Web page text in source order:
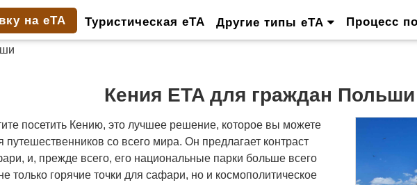
на eTA Туристическая eTA Другие типы eTA Процесс
Кения ETA для граждан Польши
посетить Кению, это лучшее решение, которое вы можете
со всего мира. Он предлагает контраст
и, прежде всего, его национальные парки больше всего
только горячие точки для сафари, но и космополитическое